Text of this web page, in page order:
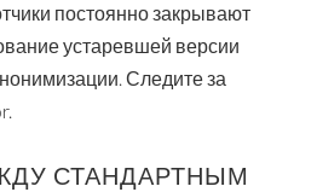
постоянно закрывают
устаревшей версии
Следите за
СТАНДАРТНЫМ